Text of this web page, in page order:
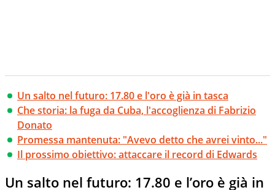
Un salto nel futuro: 17.80 e l'oro è già in tasca
Che storia: la fuga da Cuba, l'accoglienza di Fabrizio
Donato
Promessa mantenuta: "Avevo detto che avrei vinto..."
Il prossimo obiettivo: attaccare il record di Edwards
Un salto nel futuro: 17.80 e l’oro è già in